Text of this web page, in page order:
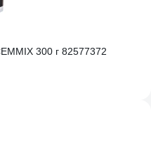
300 г 82577372